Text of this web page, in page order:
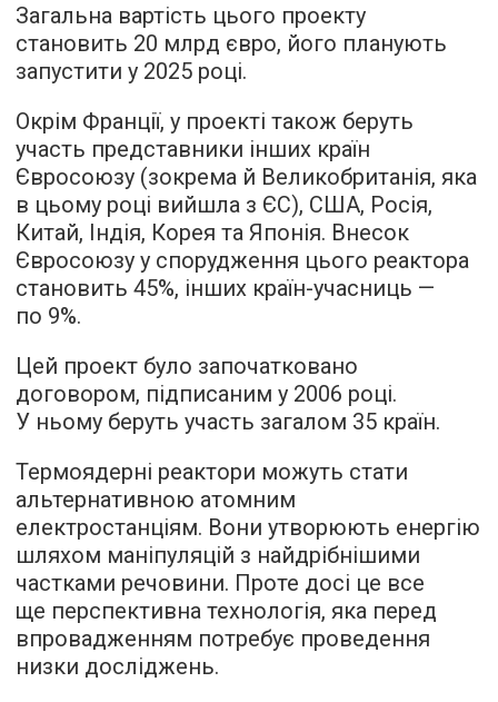
Загальна вартість цього проекту
становить 20 млрд євро, його планують
запустити у 2025 році.
Окрім Франції, у проекті також беруть
участь представники інших країн
Євросоюзу (зокрема й Великобританія, яка
в цьому році вийшла з ЄС), США, Росія,
Китай, Індія, Корея та Японія. Внесок
Євросоюзу у спорудження цього реактора
становить 45%, інших країн-учасниць —
по 9%.
Цей проект було започатковано
договором, підписаним у 2006 році.
У ньому беруть участь загалом 35 країн.
Термоядерні реактори можуть стати
альтернативною атомним
електростанціям. Вони утворюють енергію
шляхом маніпуляцій з найдрібнішими
частками речовини. Проте досі це все
ще перспективна технологія, яка перед
впровадженням потребує проведення
низки досліджень.